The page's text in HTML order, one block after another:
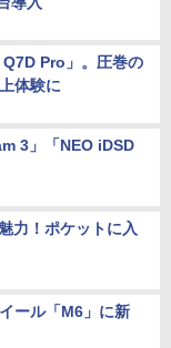
Pro」。圧巻の
体験に
3」「NEO iDSD
力！ポケットに入
ール「M6」に新